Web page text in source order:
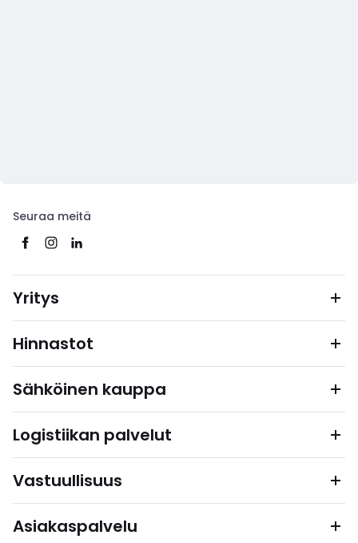
Seuraa meitä
Yritys
Hinnastot
Sähköinen kauppa
Logistiikan palvelut
Vastuullisuus
Asiakaspalvelu